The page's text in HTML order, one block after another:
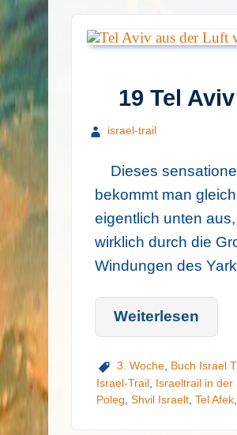
19 Tel
israel-trail
Dieses
bekommt man
eigentlich unten
wirklich durch die
Windungen des
Weiterlesen
3. Woche, Buch Israel
Israel-Trail, Israeltrail in der
Poleg, Shvil Israelt, Tel Afek,